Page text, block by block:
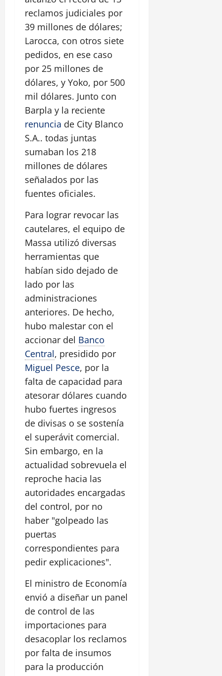
reclamos judiciales por
39 millones de dólares;
Larocca, con otros siete
pedidos, en ese caso
por 25 millones de
dólares, y Yoko, por 500
mil dólares. Junto con
Barpla y la reciente
renuncia de City Blanco
S.A.. todas juntas
sumaban los 218
millones de dólares
señalados por las
fuentes oficiales.
Para lograr revocar las
cautelares, el equipo de
Massa utilizó diversas
herramientas que
habían sido dejado de
lado por las
administraciones
anteriores. De hecho,
hubo malestar con el
accionar del Banco
Central, presidido por
Miguel Pesce, por la
falta de capacidad para
atesorar dólares cuando
hubo fuertes ingresos
de divisas o se sostenía
el superávit comercial.
Sin embargo, en la
actualidad sobrevuela el
reproche hacia las
autoridades encargadas
del control, por no
haber "golpeado las
puertas
correspondientes para
pedir explicaciones".
El ministro de Economía
envió a diseñar un panel
de control de las
importaciones para
desacoplar los reclamos
por falta de insumos
para la producción